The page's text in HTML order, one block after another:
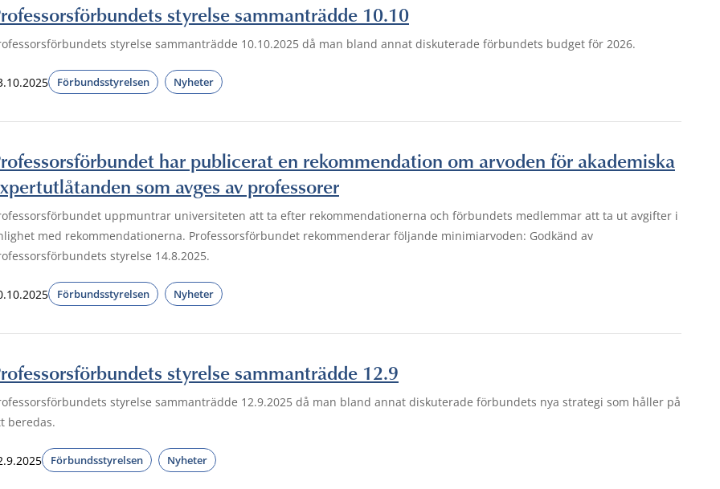
styrelse sammanträdde 10.10
styrelse sammanträdde 10.10.2025 då man bland annat diskuterade förbundets budget för 2026.
Förbundsstyrelsen Nyheter
har publicerat en rekommendation om arvoden för akademiska
som avges av professorer
uppmuntrar universiteten att ta efter rekommendationerna och förbundets medlemmar att ta ut avgifter i
med rekommendationerna. Professorsförbundet rekommenderar följande minimiarvoden: Godkänd av
styrelse 14.8.2025.
Förbundsstyrelsen Nyheter
styrelse sammanträdde 12.9
styrelse sammanträdde 12.9.2025 då man bland annat diskuterade förbundets nya strategi som håller på
beredas.
Förbundsstyrelsen Nyheter